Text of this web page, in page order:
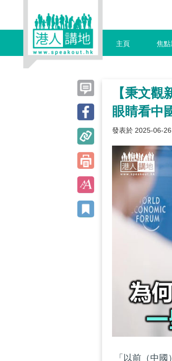
主頁 焦點
【秉文
眼睛看中
發表於 2025-06-
「以前（中